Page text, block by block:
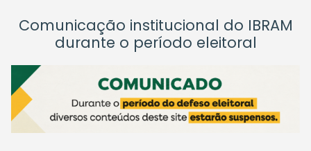
Comunicação institucional do IBRAM
durante o período eleitoral